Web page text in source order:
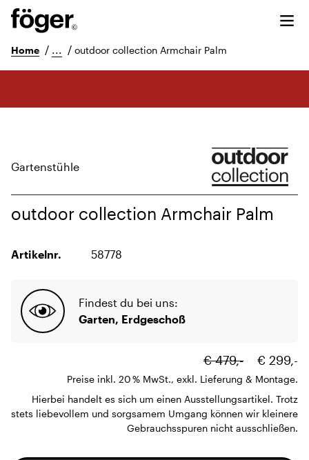
Home / ... / outdoor collection Armchair Palm
Gartenstühle
outdoor collection Armchair Palm
Artikelnr. 58778
Findest du bei uns:
Garten, Erdgeschoß
€ 479,- € 299,-
Preise inkl. 20 % MwSt., exkl. Lieferung & Montage.
Hierbei handelt es sich um einen Ausstellungsartikel. Trotz
stets liebevollem und sorgsamem Umgang können wir kleinere
Gebrauchsspuren nicht ausschließen.